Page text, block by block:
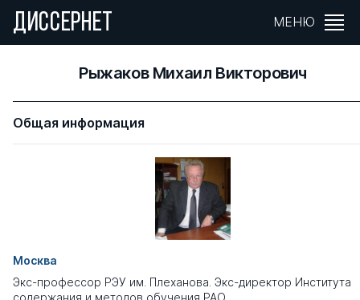
ДИССЕРНЕТ МЕНЮ
Рыжаков Михаил Викторович
Общая информация
Москва
Экс-профессор РЭУ им. Плеханова. Экс-директор Института